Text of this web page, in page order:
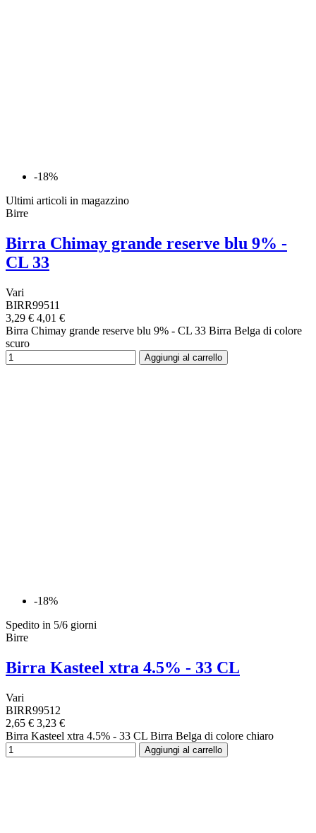
-18%
Ultimi articoli in magazzino
Birre
Birra Chimay grande reserve blu 9% -
CL 33
Vari
BIRR99511
3,29 € 4,01 €
Birra Chimay grande reserve blu 9% - CL 33 Birra Belga di colore
scuro
Aggiungi al carrello
-18%
Spedito in 5/6 giorni
Birre
Birra Kasteel xtra 4.5% - 33 CL
Vari
BIRR99512
2,65 € 3,23 €
Birra Kasteel xtra 4.5% - 33 CL Birra Belga di colore chiaro
Aggiungi al carrello